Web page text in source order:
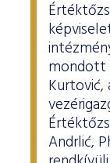
mondott
Kurtović,
Andrlić,